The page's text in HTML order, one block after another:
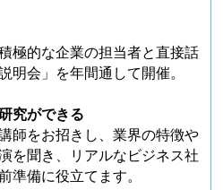
極的な企業の担当者と直接話
明会」を年間通して開催。
究ができる
師をお招きし、業界の特徴や
を聞き、リアルなビジネス社
準備に役立てます。